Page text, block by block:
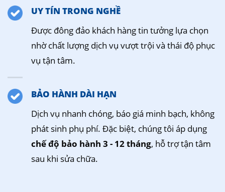
UY TÍN TRONG NGHỀ
Được đông đảo khách hàng tin tưởng lựa chọn
nhờ chất lượng dịch vụ vượt trội và thái độ phục
vụ tận tâm.
BẢO HÀNH DÀI HẠN
Dịch vụ nhanh chóng, báo giá minh bạch, không
phát sinh phụ phí. Đặc biệt, chúng tôi áp dụng
chế độ bảo hành 3 - 12 tháng, hỗ trợ tận tâm
sau khi sửa chữa.